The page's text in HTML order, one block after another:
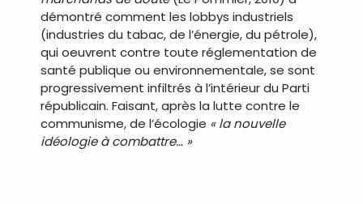
démontré comment les lobbys industriels
(industries du tabac, de l’énergie, du pétrole),
qui oeuvrent contre toute réglementation de
santé publique ou environnementale, se sont
progressivement infiltrés à l’intérieur du Parti
républicain. Faisant, après la lutte contre le
communisme, de l’écologie « la nouvelle
idéologie à combattre… »